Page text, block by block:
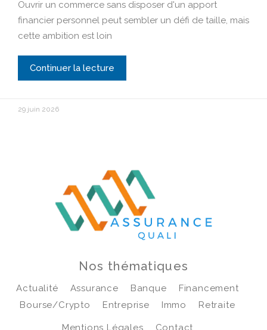
Ouvrir un commerce sans disposer d'un apport
financier personnel peut sembler un défi de taille, mais
cette ambition est loin
Continuer la lecture
29 juin 2026
Nos thématiques
Actualité Assurance Banque
Financement
Bourse/crypto
Entreprise Immo Retraite
Mentions Légales Contact